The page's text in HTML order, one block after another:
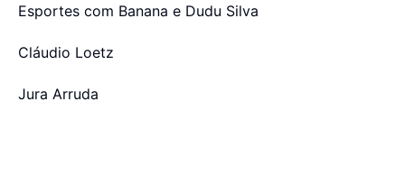
Esportes com Banana e Dudu Silva
Cláudio Loetz
Jura Arruda